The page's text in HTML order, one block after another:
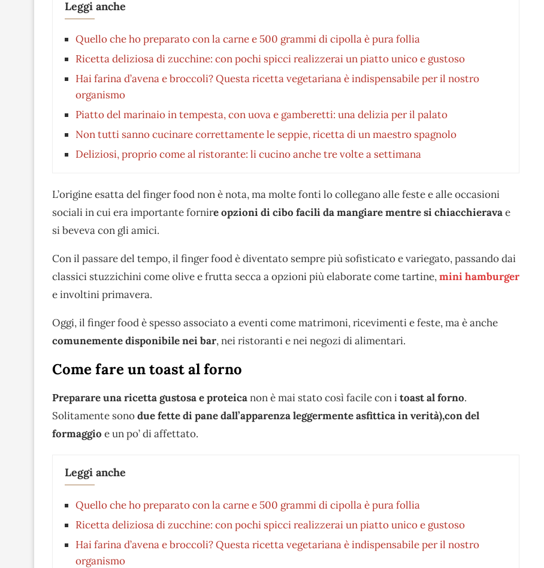
Leggi anche
Quello che ho preparato con la carne e 500 grammi di cipolla è pura follia
Ricetta deliziosa di zucchine: con pochi spicci realizzerai un piatto unico e gustoso
Hai farina d’avena e broccoli? Questa ricetta vegetariana è indispensabile per il nostro
organismo
Piatto del marinaio in tempesta, con uova e gamberetti: una delizia per il palato
Non tutti sanno cucinare correttamente le seppie, ricetta di un maestro spagnolo
Deliziosi, proprio come al ristorante: li cucino anche tre volte a settimana
L’origine esatta del finger food non è nota, ma molte fonti lo collegano alle feste e alle occasioni
sociali in cui era importante fornire opzioni di cibo facili da mangiare mentre si chiacchieravae
si beveva con gli amici.
Con il passare del tempo, il finger food è diventato sempre più sofisticato e variegato, passando dai
classici stuzzichini come olive e frutta secca a opzioni più elaborate come tartine,mini hamburger
e involtini primavera.
Oggi, il finger food è spesso associato a eventi come matrimoni, ricevimenti e feste, ma è anche
comunemente disponibile nei bar, nei ristoranti e nei negozi di alimentari.
Come fare un toast al forno
Preparare una ricetta gustosa e proteicanon è mai stato così facile con itoast al forno.
Solitamente sonodue fette di pane dall’apparenza leggermente asfittica in verità),con del
formaggio e un po’ di affettato.
Leggi anche
Quello che ho preparato con la carne e 500 grammi di cipolla è pura follia
Ricetta deliziosa di zucchine: con pochi spicci realizzerai un piatto unico e gustoso
Hai farina d’avena e broccoli? Questa ricetta vegetariana è indispensabile per il nostro
organismo